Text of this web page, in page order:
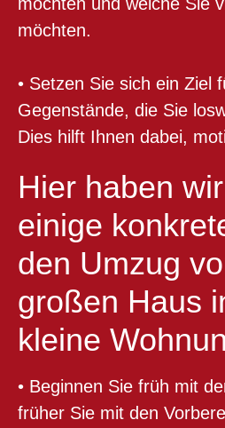
möchten.
• Setzen Sie sich ein Ziel
Gegenstände, die Sie
Dies hilft Ihnen dabei,
Hier haben
einige
den Umzug
großen Haus
kleine
• Beginnen Sie früh mit
früher Sie mit den